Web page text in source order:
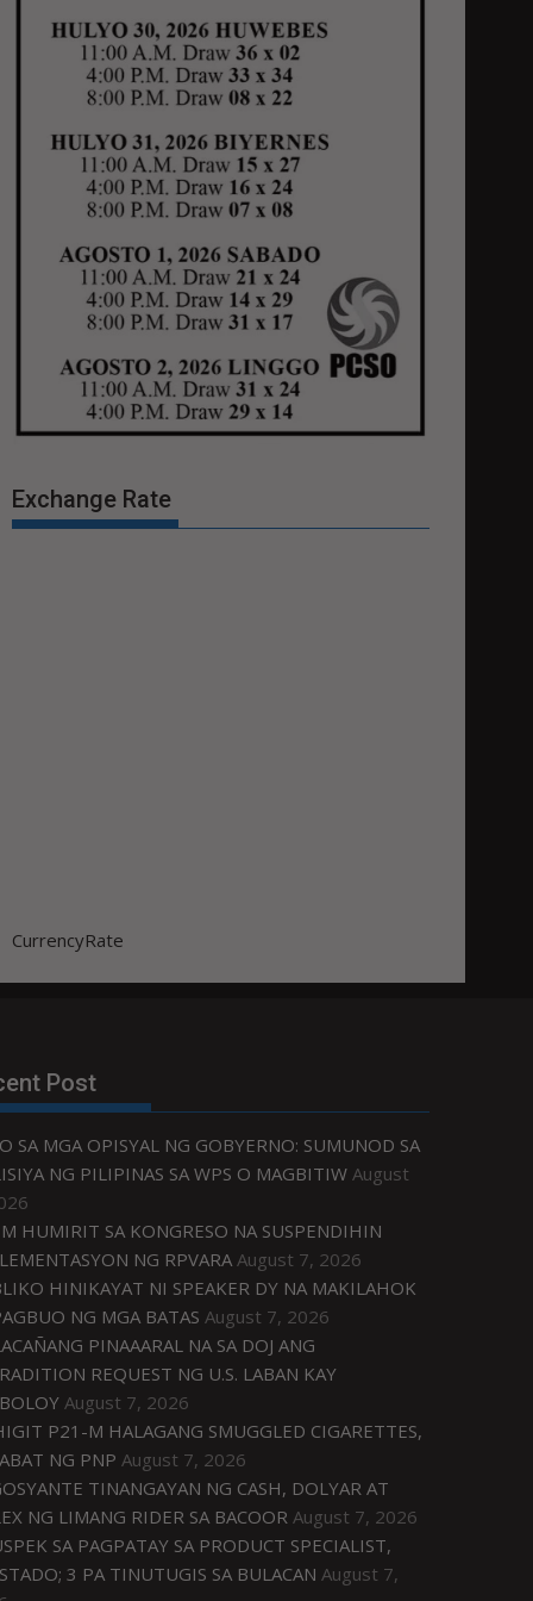
Exchange Rate
CurrencyRate
Post
SA MGA OPISYAL NG GOBYERNO: SUMUNOD SA
NG PILIPINAS SA WPS O MAGBITIW August
HUMIRIT SA KONGRESO NA SUSPENDIHIN
NG RPVARA August 7, 2026
HINIKAYAT NI SPEAKER DY NA MAKILAHOK
NG MGA BATAS August 7, 2026
PINAAARAL NA SA DOJ ANG
REQUEST NG U.S. LABAN KAY
August 7, 2026
P21-M HALAGANG SMUGGLED CIGARETTES,
NG PNP August 7, 2026
TINANGAYAN NG CASH, DOLYAR AT
NG LIMANG RIDER SA BACOOR August 7, 2026
SA PAGPATAY SA PRODUCT SPECIALIST,
3 PA TINUTUGIS SA BULACAN August 7,